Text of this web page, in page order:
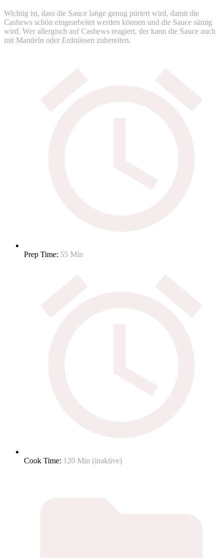
Wichtig ist, dass die Sauce lange genug püriert wird, damit die
Cashews schön eingearbeitet werden können und die Sauce sämig
wird. Wer allergisch auf Cashews reagiert, der kann die Sauce auch
mit Mandeln oder Erdnüssen zubereiten.
Prep Time: 55 Min
Cook Time: 120 Min (inaktive)